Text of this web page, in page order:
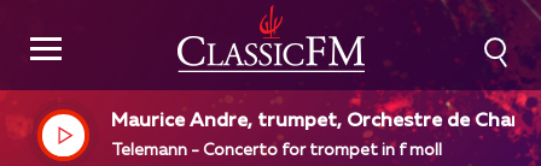
Maurice Andre, trumpet, Orchestre de
e de Rouen, Albert Beaucamp, dir
Telemann - Concerto for trompet in f moll